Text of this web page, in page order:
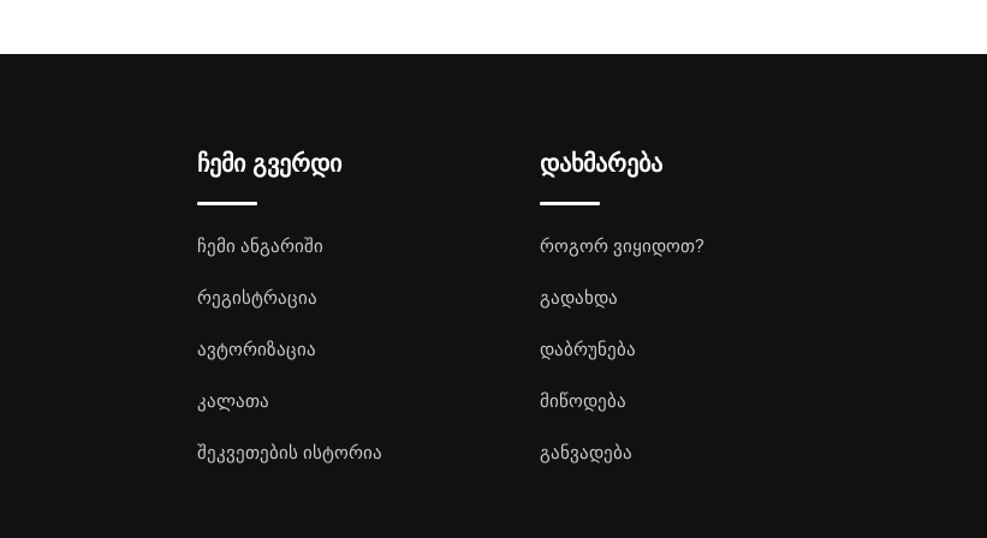
ჩემი გვერდი
ჩემი ანგარიში
რეგისტრაცია
ავტორიზაცია
კალათა
შეკვეთების ისტორია
დახმარება
როგორ ვიყიდოთ?
გადახდა
დაბრუნება
მიწოდება
განვადება